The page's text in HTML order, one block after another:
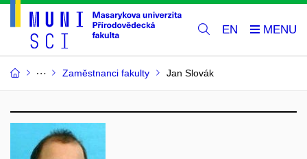
EN
Zaměstnanci fakulty Jan Slovák